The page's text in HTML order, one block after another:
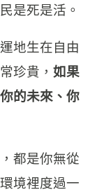
是死是活。
地生在自由
珍貴， 如果
的未來、你
都是你無從
境裡度過一